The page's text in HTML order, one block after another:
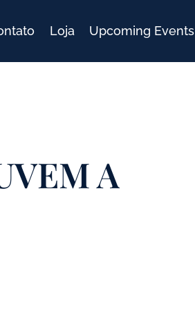
Loja Upcoming Events
A